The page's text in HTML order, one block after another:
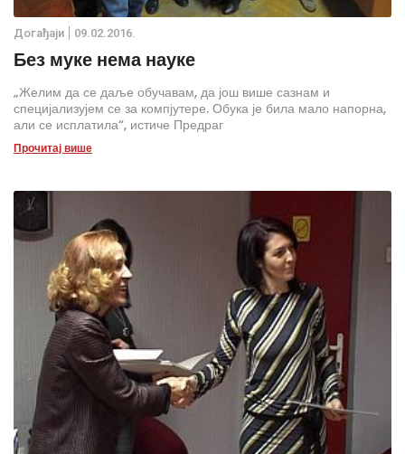
Дoгађаjи 09.02.2016.
Без муке нема науке
„Желим да се даље обучавам, да још више сазнам и
специјализујем се за компјутере. Обука је била мало напорна,
али се исплатила“, истиче Предраг
Прочитај више